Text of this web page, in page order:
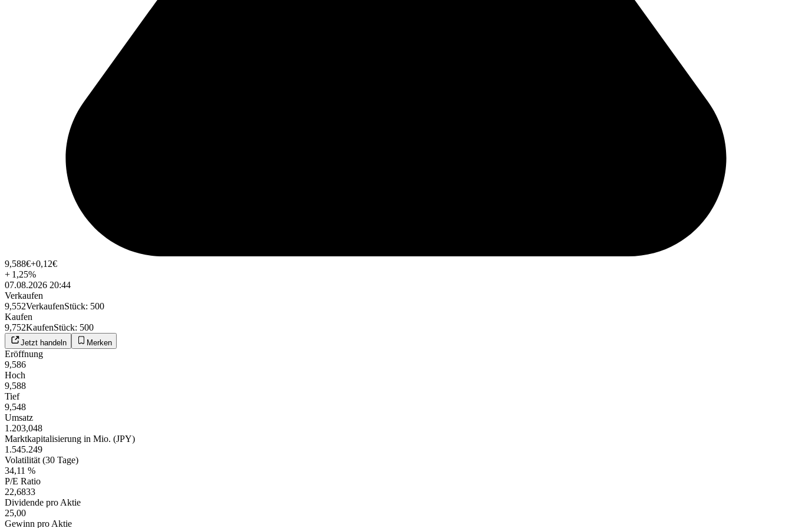
9,588€+0,12€
+ 1,25%
07.08.2026 20:44
Verkaufen
9,552VerkaufenStück: 500
Kaufen
9,752KaufenStück: 500
Jetzt handeln Merken
Eröffnung
9,586
Hoch
9,588
Tief
9,548
Umsatz
1.203,048
Marktkapitalisierung in Mio. (JPY)
1.545.249
Volatilität (30 Tage)
34,11 %
P/E Ratio
22,6833
Dividende pro Aktie
25,00
Gewinn pro Aktie